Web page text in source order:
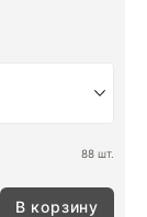
88 шт.
В корзину